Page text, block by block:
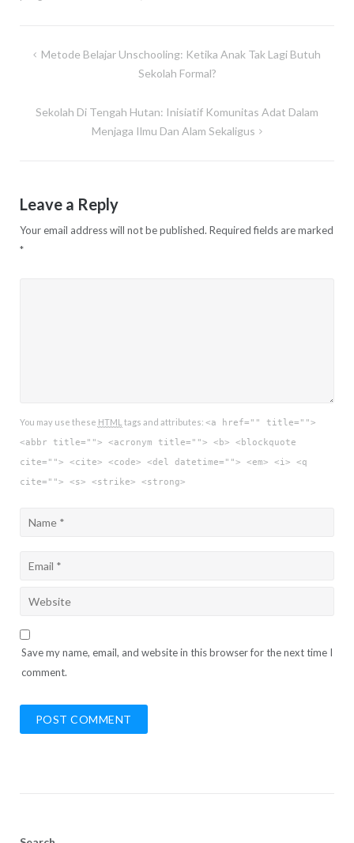
PostMetode Belajar Unschooling: Ketika Anak Tak Lagi Butuh
Sekolah Formal?
Sekolah Di Tengah Hutan: Inisiatif Komunitas Adat Dalam
Menjaga Ilmu Dan Alam Sekaligus
Leave a Reply
Your email address will not be published. Required fields are marked
*
You may use these HTML tags and attributes: <a href="" title="">
<abbr title=""> <acronym title=""> <b> <blockquote
cite=""> <cite> <code> <del datetime=""> <em> <i> <q
cite=""> <s> <strike> <strong>
Save my name, email, and website in this browser for the next time I
comment.